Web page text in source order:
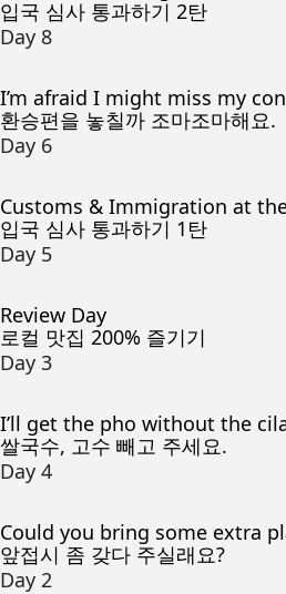
입국 심사 통과하기 2탄
Day 8
I’m afraid I might miss my
환승편을 놓칠까 조마조마해요.
Day 6
Customs & Immigration at
입국 심사 통과하기 1탄
Day 5
Review Day
로컬 맛집 200% 즐기기
Day 3
I’ll get the pho without the
쌀국수, 고수 빼고 주세요.
Day 4
Could you bring some extra
앞접시 좀 갖다 주실래요?
Day 2